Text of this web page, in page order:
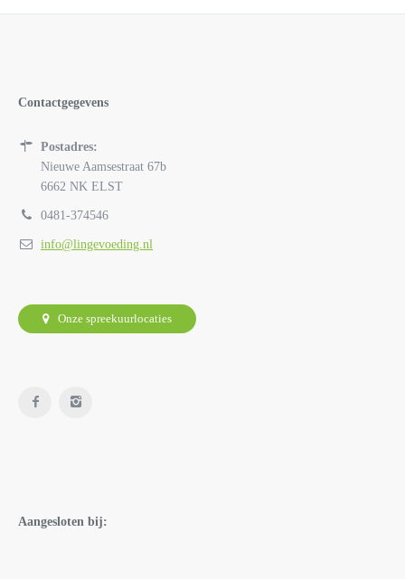
Contactgegevens
Postadres:
Nieuwe Aamsestraat 67b
6662 NK ELST
0481-374546
info@lingevoeding.nl
Onze spreekuurlocaties
Aangesloten bij: